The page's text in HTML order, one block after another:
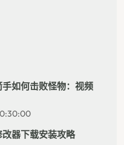
如何击败怪物：视频
器下载安装攻略